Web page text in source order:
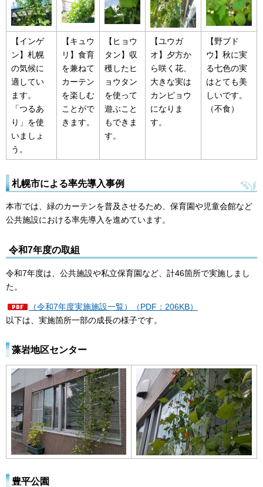
【インゲ
ン】札幌
の気候に
適してい
ます。
「つるあ
り」を使
いましょ
う。
【キュウ
リ】食育
を兼ねて
カーテン
を楽しむ
ことがで
きます。
【ヒョウ
タン】収
穫したヒ
ョウタン
を使って
遊ぶこと
もできま
す。
【ユウガ
オ】夕方か
ら咲く花、
大きな実は
カンピョウ
になりま
す。
【野ブド
ウ】秋に実
る七色の実
はとても美
しいです。
（不食）
札幌市による率先導入事例
本市では、緑のカーテンを普及させるため、保育園や児童会館など
公共施設における率先導入を進めています。
令和7年度の取組
令和7年度は、公共施設や私立保育園など、計46箇所で実施しまし
た。
（令和7年度実施施設一覧）（PDF：206KB）
以下は、実施箇所一部の成長の様子です。
藻岩地区センター
豊平公園